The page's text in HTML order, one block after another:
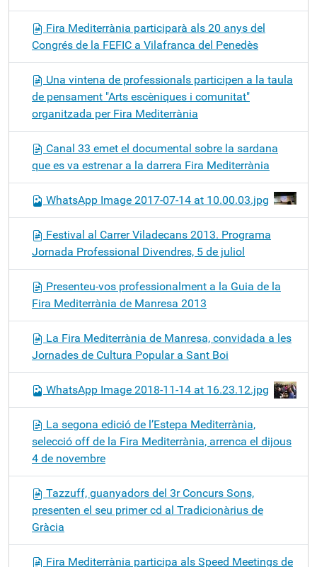
Fira Mediterrània participarà als 20 anys del
Congrés de la FEFIC a Vilafranca del Penedès
Una vintena de professionals participen a la taula
de pensament "Arts escèniques i comunitat"
organitzada per Fira Mediterrània
Canal 33 emet el documental sobre la sardana
que es va estrenar a la darrera Fira Mediterrània
WhatsApp Image 2017-07-14 at 10.00.03.jpg
Festival al Carrer Viladecans 2013. Programa
Jornada Professional Divendres, 5 de juliol
Presenteu-vos professionalment a la Guia de la
Fira Mediterrània de Manresa 2013
La Fira Mediterrània de Manresa, convidada a les
Jornades de Cultura Popular a Sant Boi
WhatsApp Image 2018-11-14 at 16.23.12.jpg
La segona edició de l’Estepa Mediterrània,
selecció off de la Fira Mediterrània, arrenca el dijous
4 de novembre
Tazzuff, guanyadors del 3r Concurs Sons,
presenten el seu primer cd al Tradicionàrius de
Gràcia
Fira Mediterrània participa als Speed Meetings de